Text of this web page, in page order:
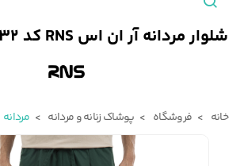
مشاهده همه محصولات
تیشرت مردانه پیراهن مردانه
شلوار مردانه آر ان اس RNS کد 12042032
خانه فروشگاه پوشاک زنانه و مردانه مردانه